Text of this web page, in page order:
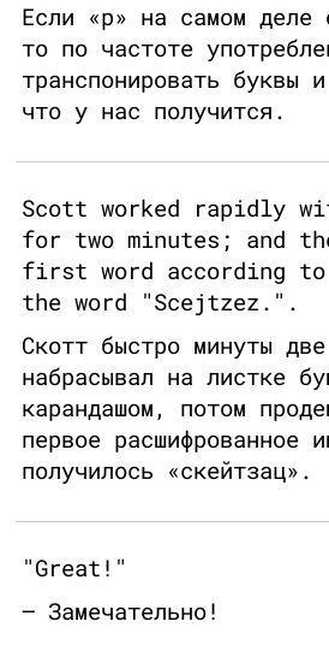
Если «р» на самом деле
то по частоте
транспонировать буквы
что у нас получится.
Scott worked rapidly
for two minutes; and
first word according
the word "Scejtzez.".
Скотт быстро минуты
набрасывал на листке
карандашом, потом
первое расшифрованное
получилось «скейтзац».
"Great!"
— Замечательно!